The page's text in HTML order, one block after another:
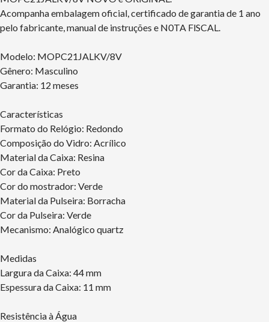
Acompanha embalagem oficial, certificado de garantia de 1 ano
pelo fabricante, manual de instruções e N0TA FlSCAL.
Modelo: MOPC21JALKV/8V
Gênero: Masculino
Garantia: 12 meses
Características
Formato do Relógio: Redondo
Composição do Vidro: Acrílico
Material da Caixa: Resina
Cor da Caixa: Preto
Cor do mostrador: Verde
Material da Pulseira: Borracha
Cor da Pulseira: Verde
Mecanismo: Analógico quartz
Medidas
Largura da Caixa: 44 mm
Espessura da Caixa: 11 mm
Resistência à Água